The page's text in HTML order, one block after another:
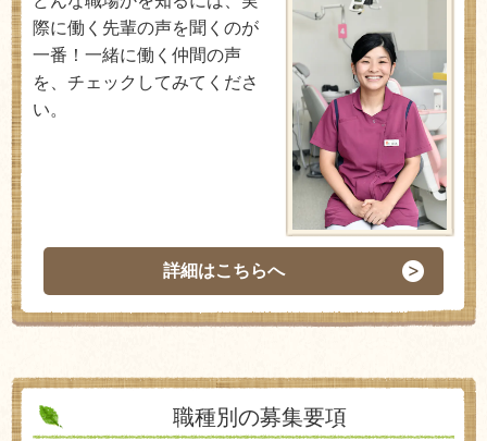
際に働く先輩の声を聞くのが
一番！一緒に働く仲間の声
を、チェックしてみてくださ
い。
詳細はこちらへ
職種別の募集要項